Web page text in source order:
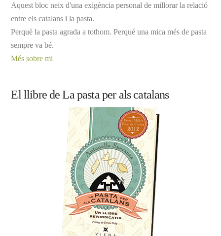
Aquest bloc neix d'una exigència personal de millorar la relació
entre els catalans i la pasta.
Perquè la pasta agrada a tothom. Perqué una mica més de pasta
sempre va bé.
Més sobre mi
El llibre de La pasta per als catalans